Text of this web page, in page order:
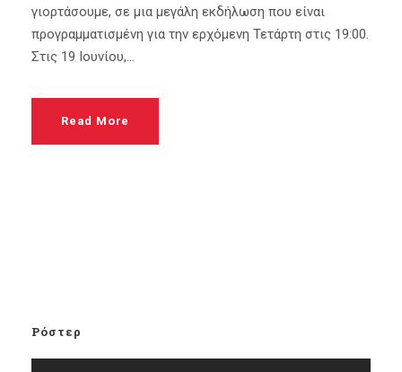
γιορτάσουμε, σε μια μεγάλη εκδήλωση που είναι
προγραμματισμένη για την ερχόμενη Τετάρτη στις 19:00.
Στις 19 Ιουνίου,...
Read More
Ρόστερ